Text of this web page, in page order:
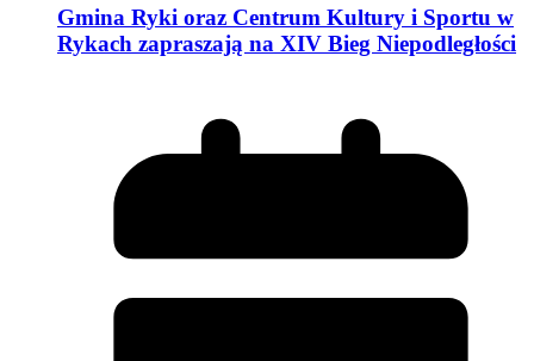
Gmina Ryki oraz Centrum Kultury i Sportu w
Rykach zapraszają na XIV Bieg Niepodległości